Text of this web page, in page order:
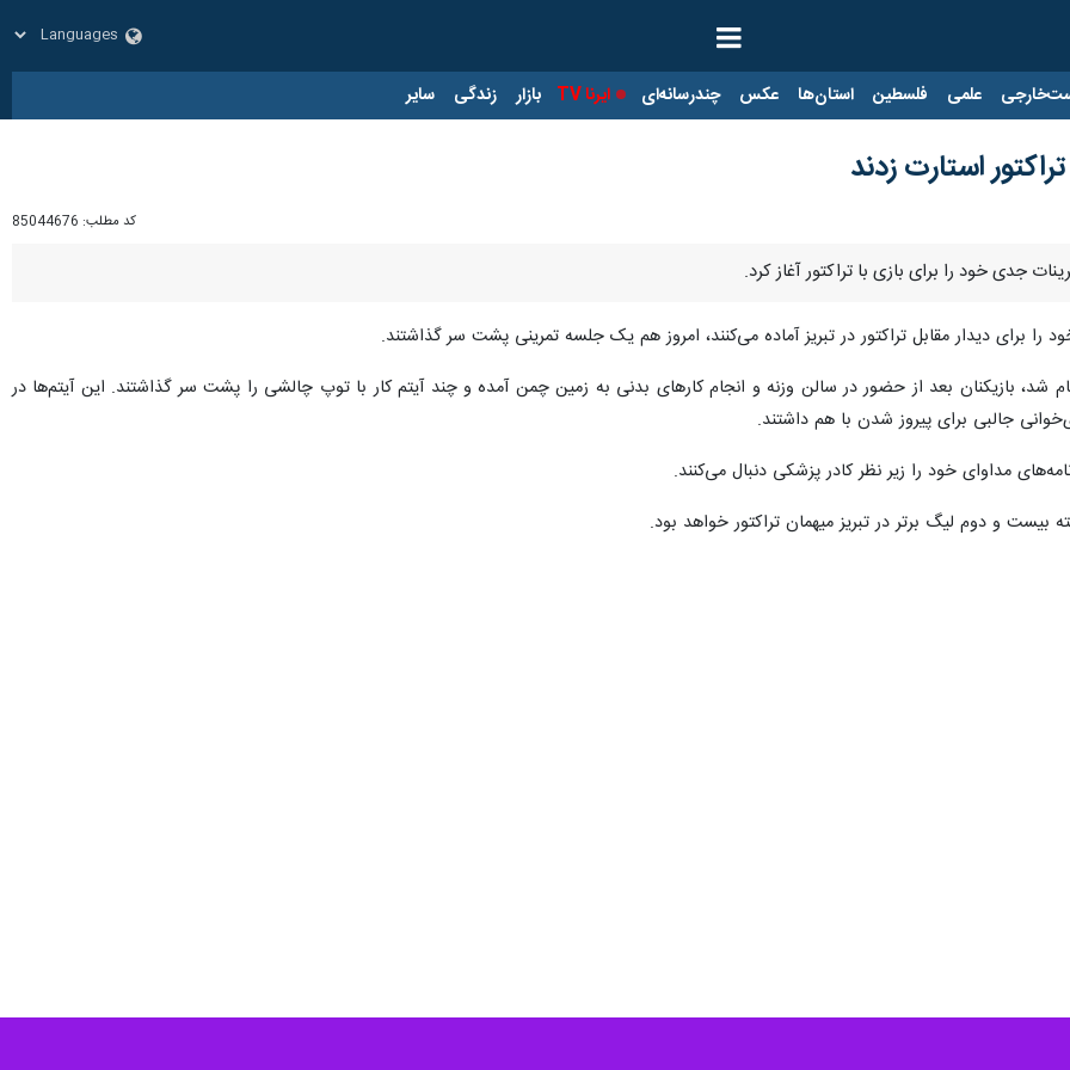
علمی فلسطین استان‌ها عکس چندرسانه‌ای ایرنا TV بازار زندگی سایر
استارت زدند
کد مطلب: 85044676
جدی خود را برای بازی با تراکتور آغاز کرد.
برای دیدار مقابل تراکتور در تبریز آماده می‌کنند، امروز هم یک جلسه تمرینی پشت سر گذاشتند.
شد، بازیکنان بعد از حضور در سالن وزنه و انجام کارهای بدنی به زمین چمن آمده و چند آیتم کار با توپ چالشی را پشت سر گذاشتند. این آیتم‌ها در
جالبی برای پیروز شدن با هم داشتند.
مداوای خود را زیر نظر کادر پزشکی دنبال می‌کنند.
بیست و دوم لیگ برتر در تبریز میهمان تراکتور خواهد بود.